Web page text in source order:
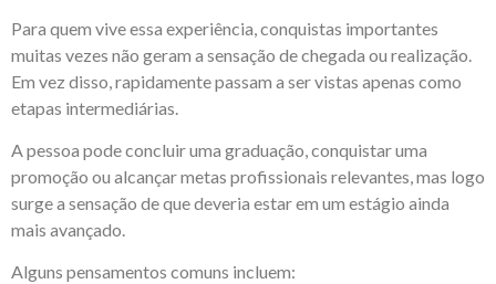
Para quem vive essa experiência, conquistas importantes
muitas vezes não geram a sensação de chegada ou realização.
Em vez disso, rapidamente passam a ser vistas apenas como
etapas intermediárias.
A pessoa pode concluir uma graduação, conquistar uma
promoção ou alcançar metas profissionais relevantes, mas logo
surge a sensação de que deveria estar em um estágio ainda
mais avançado.
Alguns pensamentos comuns incluem: